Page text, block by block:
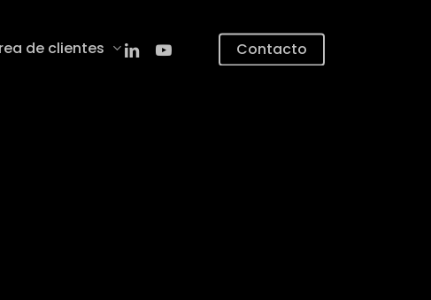
de clientes linkedinyoutube Contacto